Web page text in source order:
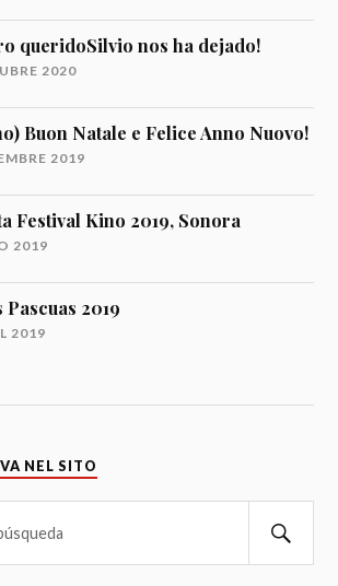
queridoSilvio nos ha dejado!
2020
Buon Natale e Felice Anno Nuovo!
2019
Festival Kino 2019, Sonora
2019
Pascuas 2019
2019
NEL SITO